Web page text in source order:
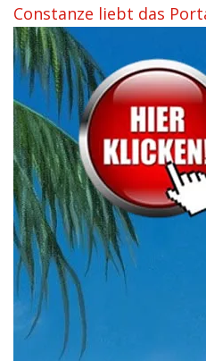
Constanze liebt das